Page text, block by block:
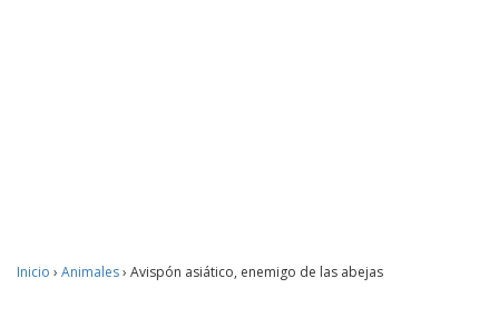
Inicio › Animales› Avispón asiático, enemigo de las abejas